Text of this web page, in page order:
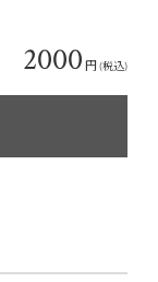
2000 円(税込)